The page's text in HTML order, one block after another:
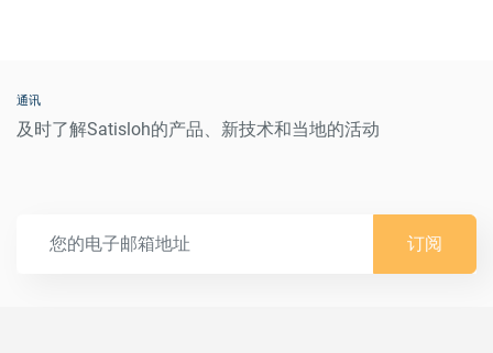
通讯
及时了解Satisloh的产品、新技术和当地的活动
订阅